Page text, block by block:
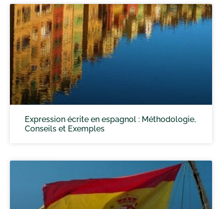
Expression écrite en espagnol : Méthodologie,
Conseils et Exemples